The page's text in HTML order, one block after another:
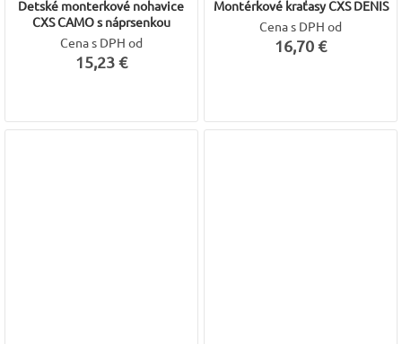
Detské monterkové nohavice
CXS CAMO s náprsenkou
Cena s DPH od
15,23 €
Montérkové kraťasy CXS DENIS
Cena s DPH od
16,70 €